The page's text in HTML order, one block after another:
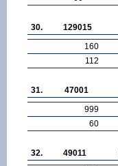
30. 129015
160
112
31. 47001
999
60
32. 49011